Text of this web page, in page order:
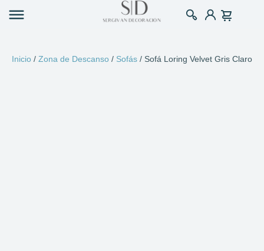
Inicio / Zona de Descanso / Sofás / Sofá Loring Velvet Gris Claro